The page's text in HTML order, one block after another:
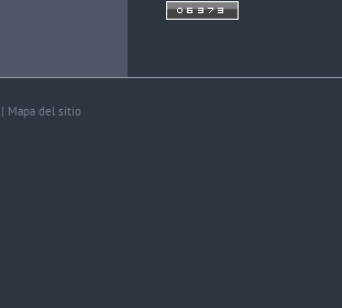
| Mapa del sitio